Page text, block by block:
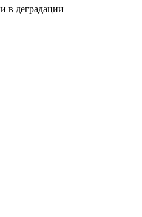
в деградации